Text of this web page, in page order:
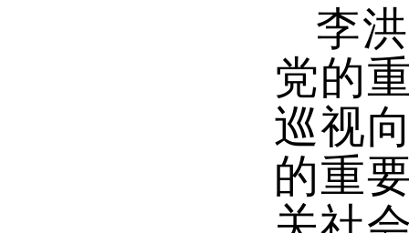
李
党的
巡视
的重